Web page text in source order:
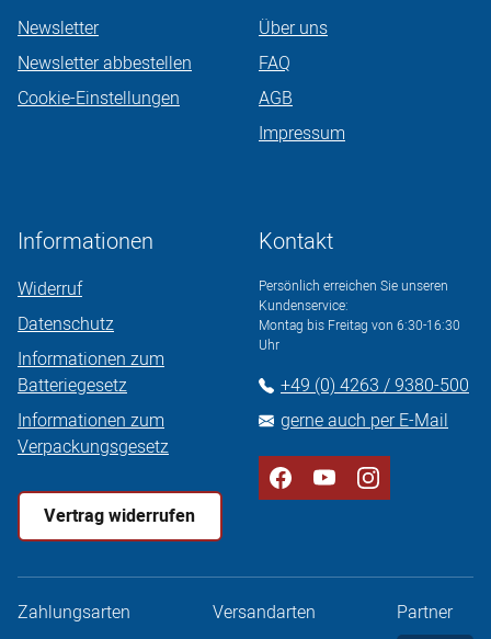
Newsletter
Newsletter abbestellen
Cookie-Einstellungen
Über uns
FAQ
AGB
Impressum
Informationen
Widerruf
Datenschutz
Informationen zum
Batteriegesetz
Informationen zum
Verpackungsgesetz
Vertrag widerrufen
Kontakt
Persönlich erreichen Sie unseren
Kundenservice:
Montag bis Freitag von 6:30-16:30
Uhr
+49 (0) 4263 / 9380-500
gerne auch per E-Mail
Zahlungsarten Versandarten Partner